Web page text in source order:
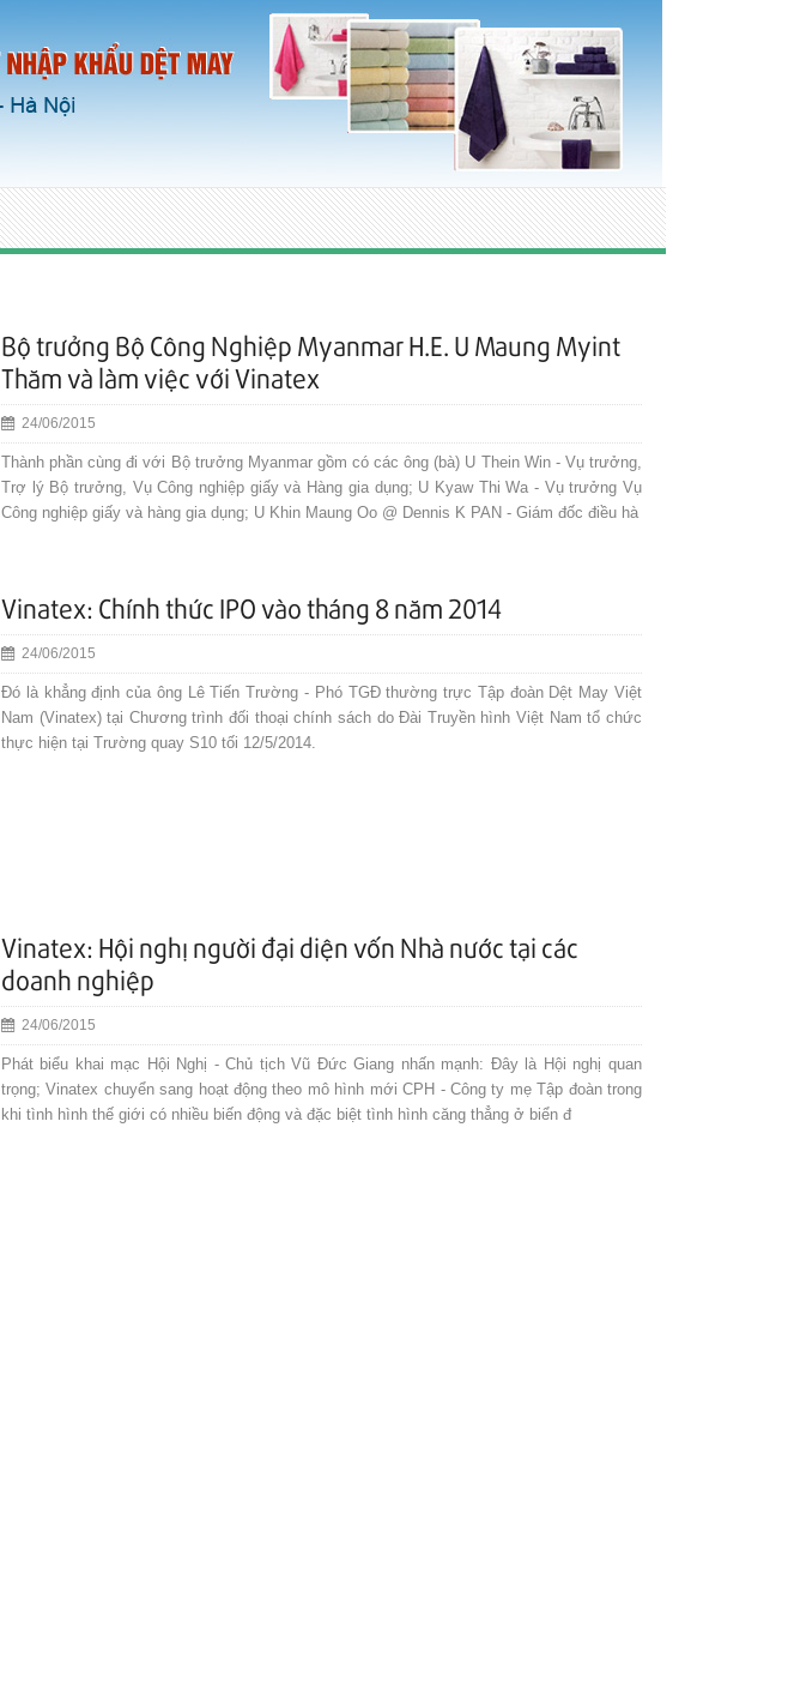
Bộ trưởng Bộ Công Nghiệp Myanmar H.E. U Maung Myint
Thăm và làm việc với Vinatex
24/06/2015
Thành phần cùng đi với Bộ trưởng Myanmar gồm có các ông (bà) U Thein Win - Vụ trưởng,
Trợ lý Bộ trưởng, Vụ Công nghiệp giấy và Hàng gia dụng; U Kyaw Thi Wa - Vụ trưởng Vụ
Công nghiệp giấy và hàng gia dụng; U Khin Maung Oo @ Dennis K PAN - Giám đốc điều hà
Vinatex: Chính thức IPO vào tháng 8 năm 2014
24/06/2015
Đó là khẳng định của ông Lê Tiến Trường - Phó TGĐ thường trực Tập đoàn Dệt May Việt
Nam (Vinatex) tại Chương trình đối thoại chính sách do Đài Truyền hình Việt Nam tổ chức
thực hiện tại Trường quay S10 tối 12/5/2014.
Vinatex: Hội nghị người đại diện vốn Nhà nước tại các
doanh nghiệp
24/06/2015
Phát biểu khai mạc Hội Nghị - Chủ tịch Vũ Đức Giang nhấn mạnh: Đây là Hội nghị quan
trọng; Vinatex chuyển sang hoạt động theo mô hình mới CPH - Công ty mẹ Tập đoàn trong
khi tình hình thế giới có nhiều biến động và đặc biệt tình hình căng thẳng ở biển đ